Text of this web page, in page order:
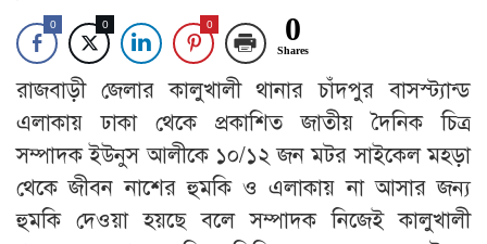
0 0 0 0
Shares
রাজবাড়ী জেলার কালুখালী থানার চাঁদপুর বাসস্ট্যান্ড
এলাকায় ঢাকা থেকে প্রকাশিত জাতীয় দৈনিক চিত্র
সম্পাদক ইউনুস আলীকে ১০/১২ জন মটর সাইকেল মহড়া
থেকে জীবন নাশের হুমকি ও এলাকায় না আসার জন্য
হুমকি দেওয়া হয়ছে বলে সম্পাদক নিজেই কালুখালী